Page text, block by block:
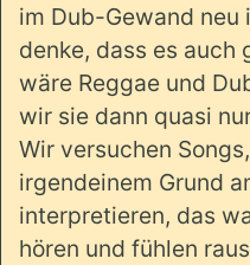
im Dub-Gewand
denke, dass es auch
wäre Reggae und
wir sie dann quasi
Wir versuchen
irgendeinem Grund
interpretieren, das
hören und fühlen